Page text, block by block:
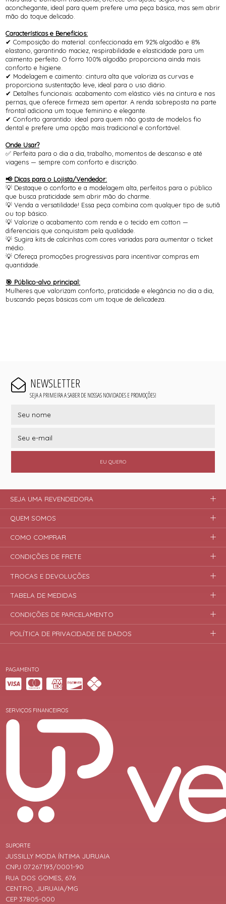
aconchegante, ideal para quem prefere uma peça básica, mas sem abrir
mão do toque delicado.
Características e Benefícios:
✔ Composição do material: confeccionada em 92% algodão e 8%
elastano, garantindo maciez, respirabilidade e elasticidade para um
caimento perfeito. O forro 100% algodão proporciona ainda mais
conforto e higiene.
✔ Modelagem e caimento: cintura alta que valoriza as curvas e
proporciona sustentação leve, ideal para o uso diário.
✔ Detalhes funcionais: acabamento com elástico viés na cintura e nas
pernas, que oferece firmeza sem apertar. A renda sobreposta na parte
frontal adiciona um toque feminino e elegante.
✔ Conforto garantido: ideal para quem não gosta de modelos fio
dental e prefere uma opção mais tradicional e confortável.
Onde Usar?
✅ Perfeita para o dia a dia, trabalho, momentos de descanso e até
viagens — sempre com conforto e discrição.
📢 Dicas para o Lojista/Vendedor:
💡 Destaque o conforto e a modelagem alta, perfeitos para o público
que busca praticidade sem abrir mão do charme.
💡 Venda a versatilidade! Essa peça combina com qualquer tipo de sutiã
ou top básico.
💡 Valorize o acabamento com renda e o tecido em cotton —
diferenciais que conquistam pela qualidade.
💡 Sugira kits de calcinhas com cores variadas para aumentar o ticket
médio.
💡 Ofereça promoções progressivas para incentivar compras em
quantidade.
🎯 Público-alvo principal:
Mulheres que valorizam conforto, praticidade e elegância no dia a dia,
buscando peças básicas com um toque de delicadeza.
NEWSLETTER
SEJA A PRIMEIRA A SABER DE NOSSAS NOVIDADES E PROMOÇÕES!
EU QUERO
PAGAMENTO
SERVIÇOS FINANCEIROS
SUPORTE
JUSSILLY MODA ÍNTIMA JURUAIA
CNPJ 07.267.193/0001-90
RUA DOS GOMES, 676
CENTRO, JURUAIA/MG
CEP 37805-000
SEJA UMA REVENDEDORA
QUEM SOMOS
COMO COMPRAR
CONDIÇÕES DE FRETE
TROCAS E DEVOLUÇÕES
TABELA DE MEDIDAS
CONDIÇÕES DE PARCELAMENTO
POLÍTICA DE PRIVACIDADE DE DADOS